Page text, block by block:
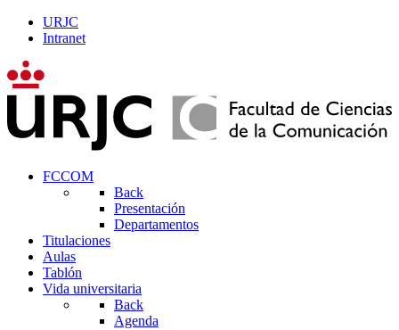
URJC
Intranet
FCCOM
Back
Presentación
Departamentos
Titulaciones
Aulas
Tablón
Vida universitaria
Back
Agenda